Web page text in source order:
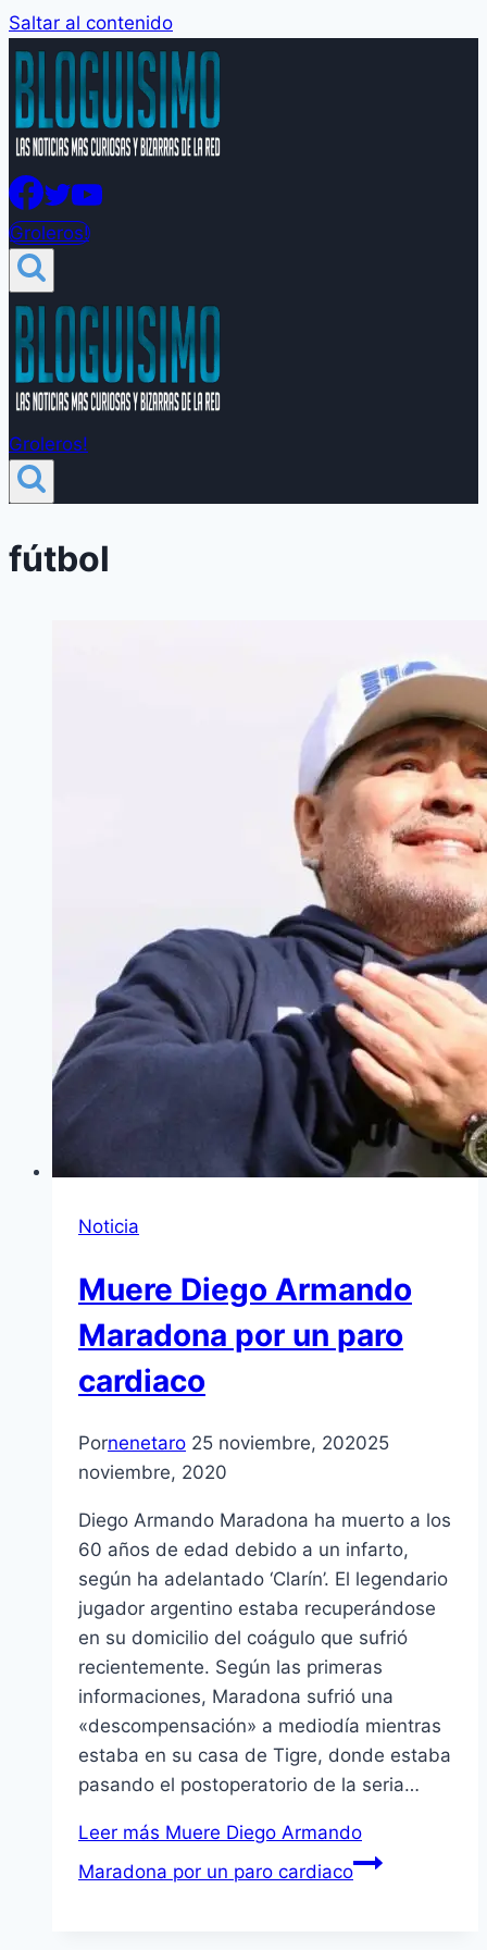
Saltar al contenido
Groleros!
Groleros!
fútbol
Noticia
Muere Diego Armando
Maradona por un paro
cardiaco
Pornenetaro 25 noviembre, 202025
noviembre, 2020
Diego Armando Maradona ha muerto a los
60 años de edad debido a un infarto,
según ha adelantado ‘Clarín’. El legendario
jugador argentino estaba recuperándose
en su domicilio del coágulo que sufrió
recientemente. Según las primeras
informaciones, Maradona sufrió una
«descompensación» a mediodía mientras
estaba en su casa de Tigre, donde estaba
pasando el postoperatorio de la seria…
Leer más Muere Diego Armando
Maradona por un paro cardiaco